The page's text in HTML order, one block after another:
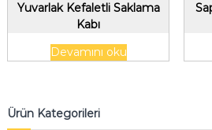
Yuvarlak Kefaletli Saklama
Kabı
Devamını oku
Ürün Kategorileri